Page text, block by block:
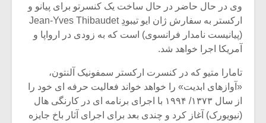
وی در حال حاضر در حال ساخت یک کنسرتو برای پیانو و
ارکستر به سفارش ژان ایو تیبودِ Jean-Yves Thibaudet
(پیانیست نامدار فرانسوی) است که به زودی در ارواپا و
آمریکا اجرا خواهد شد.
تامارا متیو که در کنسرت ارکستر سمفونیک آلنتون،
«آوازهای ابدیت» را خواهد خواند فعالیت حرفه ای خود را
از سال ۱۳۷۳/ ۱۹۹۴ با اجرای برنامه ای در کارنگی هال
(نیویورک) آغاز کرد و چندی بعد برای اجرای آثار باخ جایزه